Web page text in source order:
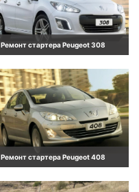
Ремонт стартера Peugeot 308
Ремонт стартера Peugeot 408